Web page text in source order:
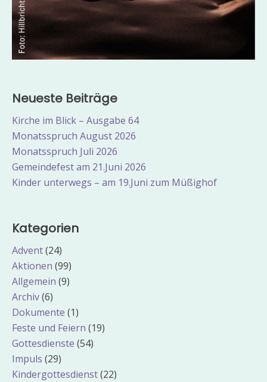
Neueste Beiträge
Kirche im Blick – Ausgabe 64
Monatsspruch August 2026
Monatsspruch Juli 2026
Gemeindefest am 21.Juni 2026
Kinder unterwegs – am 19.Juni zum Müßighof
Kategorien
Advent(24)
Aktionen (99)
Allgemein (9)
Archiv(6)
Dokumente (1)
Feste und Feiern (19)
Gottesdienste (54)
Impuls (29)
Kindergottesdienst(22)